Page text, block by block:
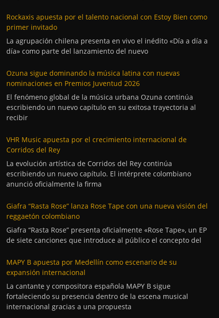
Rockaxis apuesta por el talento nacional con Estoy Bien como
primer invitado
La agrupación chilena presenta en vivo el inédito «Día a día a
día» como parte del lanzamiento del nuevo
Ozuna sigue dominando la música latina con nuevas
nominaciones en Premios Juventud 2026
El fenómeno global de la música urbana Ozuna continúa
escribiendo un nuevo capítulo en su exitosa trayectoria al
recibir
VHR Music apuesta por el crecimiento internacional de
Corridos del Rey
La evolución artística de Corridos del Rey continúa
escribiendo un nuevo capítulo. El intérprete colombiano
anunció oficialmente la firma
Giafra “Rasta Rose” lanza Rose Tape con una nueva visión del
reggaetón colombiano
Giafra “Rasta Rose” presenta oficialmente «Rose Tape», un EP
de siete canciones que introduce al público el concepto del
MAPY B apuesta por Medellín como escenario de su
expansión internacional
La cantante y compositora española MAPY B sigue
fortaleciendo su presencia dentro de la escena musical
internacional gracias a una propuesta